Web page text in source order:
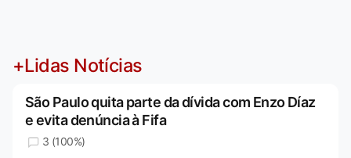
+Lidas Notícias
São Paulo quita parte da dívida com Enzo Díaz
e evita denúncia à Fifa
3 (100%)